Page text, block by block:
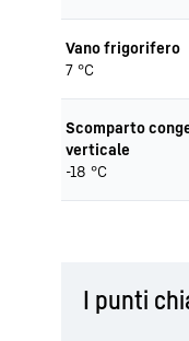
Vano frigorifero
7 °C
Scomparto
verticale
-18 °C
I punti